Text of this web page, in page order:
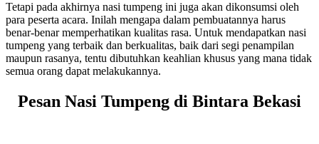
Tetapi pada akhirnya nasi tumpeng ini juga akan dikonsumsi oleh
para peserta acara. Inilah mengapa dalam pembuatannya harus
benar-benar memperhatikan kualitas rasa. Untuk mendapatkan nasi
tumpeng yang terbaik dan berkualitas, baik dari segi penampilan
maupun rasanya, tentu dibutuhkan keahlian khusus yang mana tidak
semua orang dapat melakukannya.
Pesan Nasi Tumpeng di Bintara Bekasi